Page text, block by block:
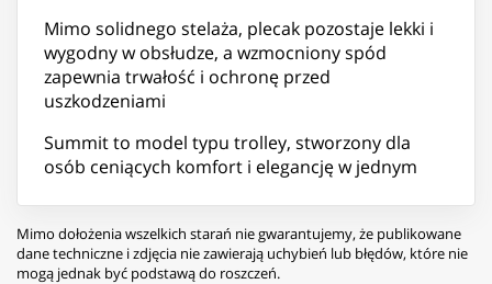
Mimo solidnego stelaża, plecak pozostaje lekki i
wygodny w obsłudze, a wzmocniony spód
zapewnia trwałość i ochronę przed
uszkodzeniami
Summit to model typu trolley, stworzony dla
osób ceniących komfort i elegancję w jednym
Mimo dołożenia wszelkich starań nie gwarantujemy, że publikowane
dane techniczne i zdjęcia nie zawierają uchybień lub błędów, które nie
mogą jednak być podstawą do roszczeń.